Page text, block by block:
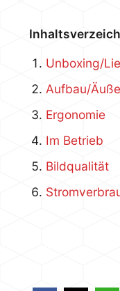
Unboxing/
Aufbau/
Ergonomie
Im Betrieb
Bildqualität